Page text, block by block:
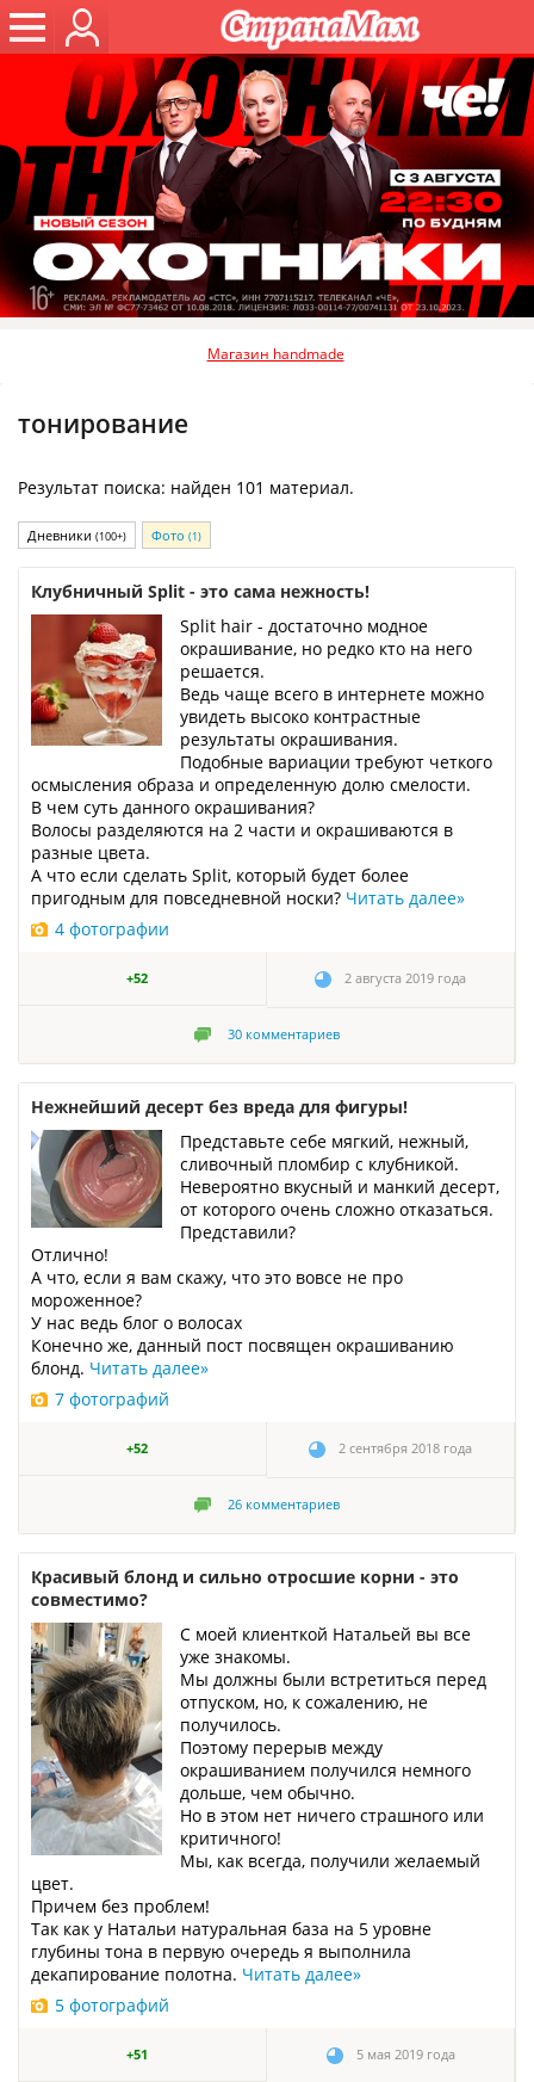
Магазин handmade
тонирование
Результат поиска: найден 101 материал.
Дневники (100+) Фото (1)
Клубничный Split - это сама нежность!
Split hair - достаточно модное
окрашивание, но редко кто на него
решается.
Ведь чаще всего в интернете можно
увидеть высоко контрастные
результаты окрашивания.
Подобные вариации требуют четкого
осмысления образа и определенную долю смелости.
В чем суть данного окрашивания?
Волосы разделяются на 2 части и окрашиваются в
разные цвета.
А что если сделать Split, который будет более
пригодным для повседневной носки? Читать далее»
4 фотографии
+52 2 августа 2019 года
30 комментариев
Нежнейший десерт без вреда для фигуры!
Представьте себе мягкий, нежный,
сливочный пломбир с клубникой.
Невероятно вкусный и манкий десерт,
от которого очень сложно отказаться.
Представили?
Отлично!
А что, если я вам скажу, что это вовсе не про
мороженное?
У нас ведь блог о волосах
Конечно же, данный пост посвящен окрашиванию
блонд. Читать далее»
7 фотографий
+52 2 сентября 2018 года
26 комментариев
Красивый блонд и сильно отросшие корни - это
совместимо?
С моей клиенткой Натальей вы все
уже знакомы.
Мы должны были встретиться перед
отпуском, но, к сожалению, не
получилось.
Поэтому перерыв между
окрашиванием получился немного
дольше, чем обычно.
Но в этом нет ничего страшного или
критичного!
Мы, как всегда, получили желаемый
цвет.
Причем без проблем!
Так как у Натальи натуральная база на 5 уровне
глубины тона в первую очередь я выполнила
декапирование полотна. Читать далее»
5 фотографий
+51 5 мая 2019 года